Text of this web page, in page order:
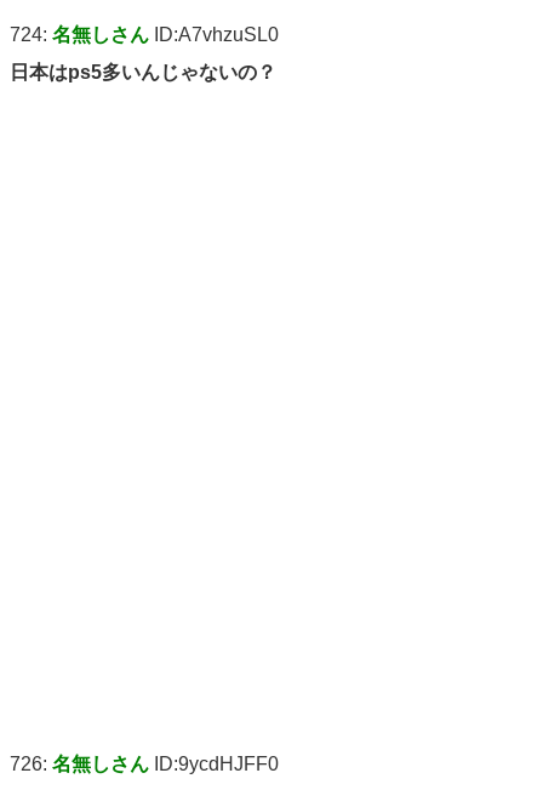
724: 名無しさん ID:A7vhzuSL0
日本はps5多いんじゃないの？
726: 名無しさん ID:9ycdHJFF0